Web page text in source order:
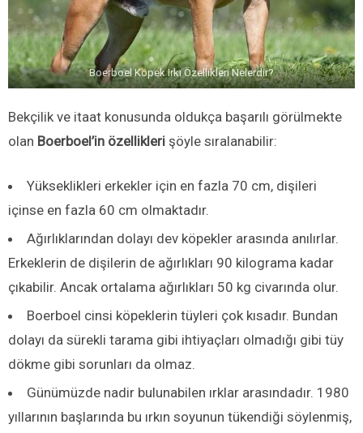
Boerboel Köpek Irkı Özellikleri Nelerdir?
Bekçilik ve itaat konusunda oldukça başarılı görülmekte
olan Boerboel’in özellikleri şöyle sıralanabilir:
Yükseklikleri erkekler için en fazla 70 cm, dişileri
içinse en fazla 60 cm olmaktadır.
Ağırlıklarından dolayı dev köpekler arasında anılırlar.
Erkeklerin de dişilerin de ağırlıkları 90 kilograma kadar
çıkabilir. Ancak ortalama ağırlıkları 50 kg civarında olur.
Boerboel cinsi köpeklerin tüyleri çok kısadır. Bundan
dolayı da sürekli tarama gibi ihtiyaçları olmadığı gibi tüy
dökme gibi sorunları da olmaz.
Günümüzde nadir bulunabilen ırklar arasındadır. 1980
yıllarının başlarında bu ırkın soyunun tükendiği söylenmiş,